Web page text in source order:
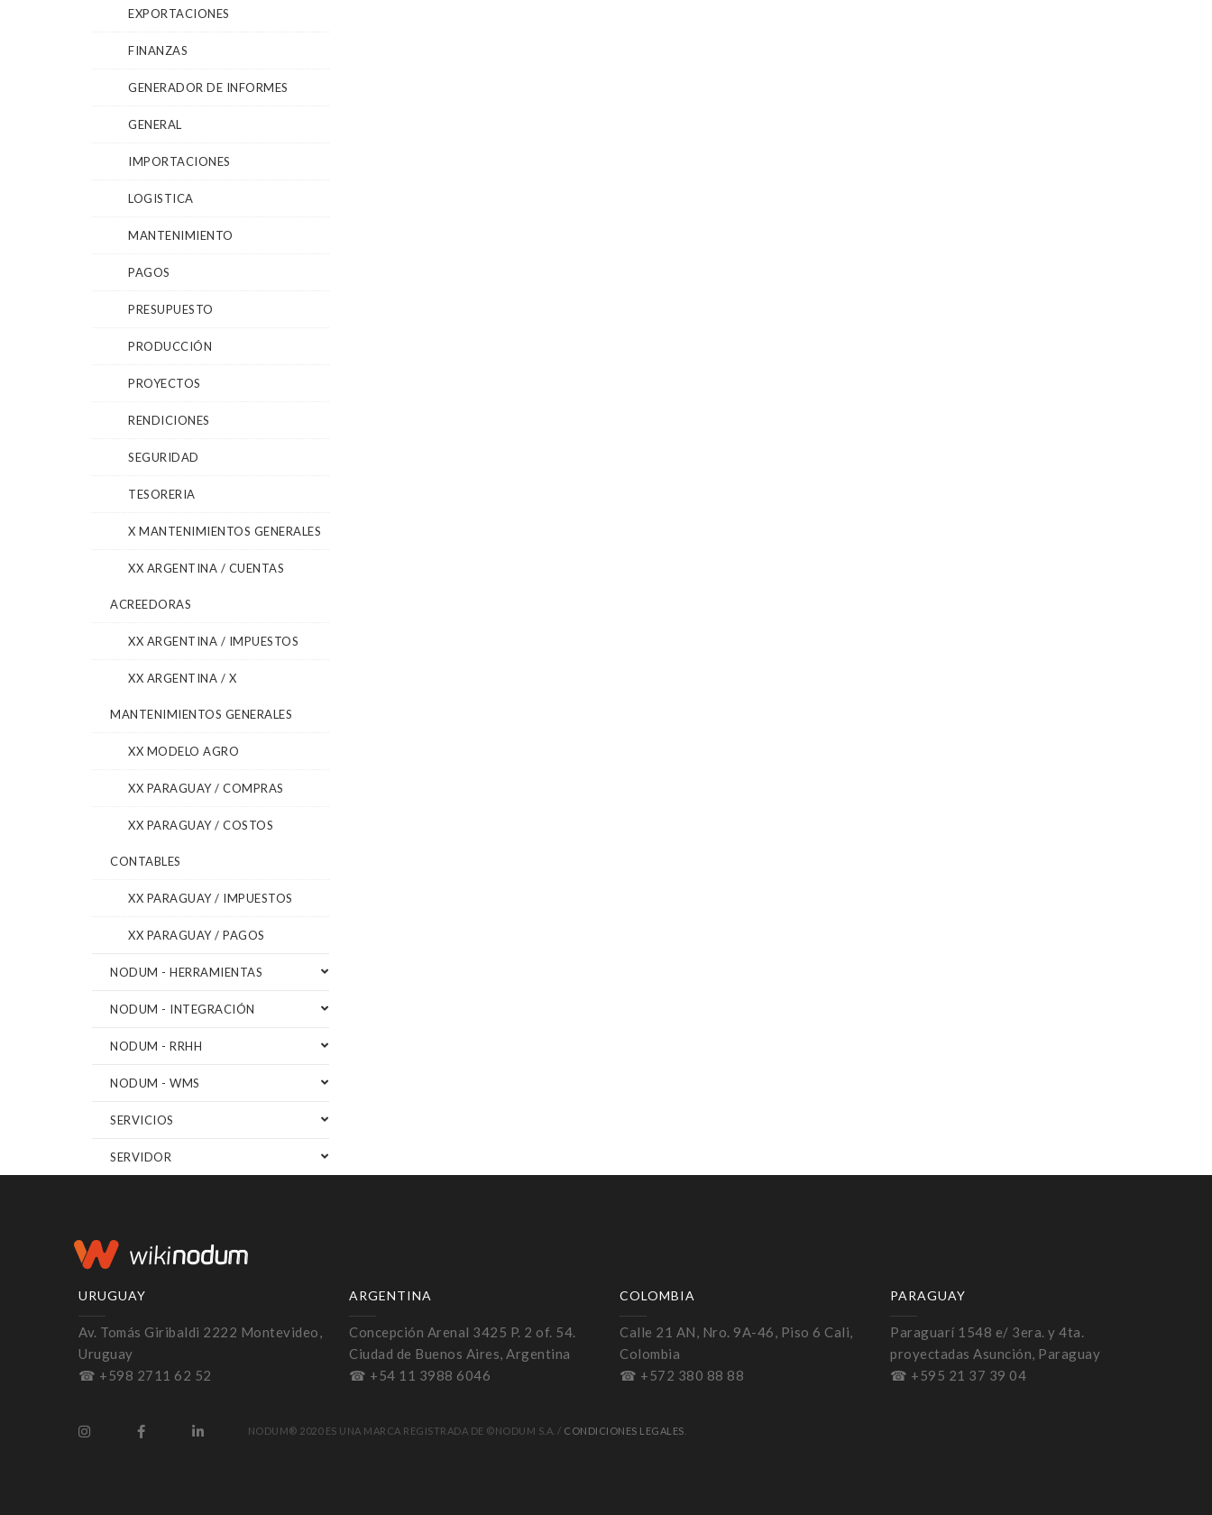
EXPORTACIONES
FINANZAS
GENERADOR DE INFORMES
GENERAL
IMPORTACIONES
LOGISTICA
MANTENIMIENTO
PAGOS
PRESUPUESTO
PRODUCCIÓN
PROYECTOS
RENDICIONES
SEGURIDAD
TESORERIA
X MANTENIMIENTOS GENERALES
XX ARGENTINA / CUENTAS
ACREEDORAS
XX ARGENTINA / IMPUESTOS
XX ARGENTINA / X
MANTENIMIENTOS GENERALES
XX MODELO AGRO
XX PARAGUAY / COMPRAS
XX PARAGUAY / COSTOS
CONTABLES
XX PARAGUAY / IMPUESTOS
XX PARAGUAY / PAGOS
NODUM - HERRAMIENTAS
NODUM - INTEGRACIÓN
NODUM - RRHH
NODUM - WMS
SERVICIOS
SERVIDOR
URUGUAY
Av. Tomás Giribaldi 2222 Montevideo,
Uruguay
☎ +598 2711 62 52
ARGENTINA
Concepción Arenal 3425 P. 2 of. 54.
Ciudad de Buenos Aires, Argentina
☎ +54 11 3988 6046
COLOMBIA
Calle 21 AN, Nro. 9A-46, Piso 6 Cali,
Colombia
☎ +572 380 88 88
PARAGUAY
Paraguarí 1548 e/ 3era. y 4ta.
proyectadas Asunción, Paraguay
☎ +595 21 37 39 04
NODUM® 2020 ES UNA MARCA REGISTRADA DE ©NODUM S.A. / CONDICIONES LEGALES